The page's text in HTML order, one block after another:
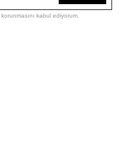
korunmasını kabul ediyorum.